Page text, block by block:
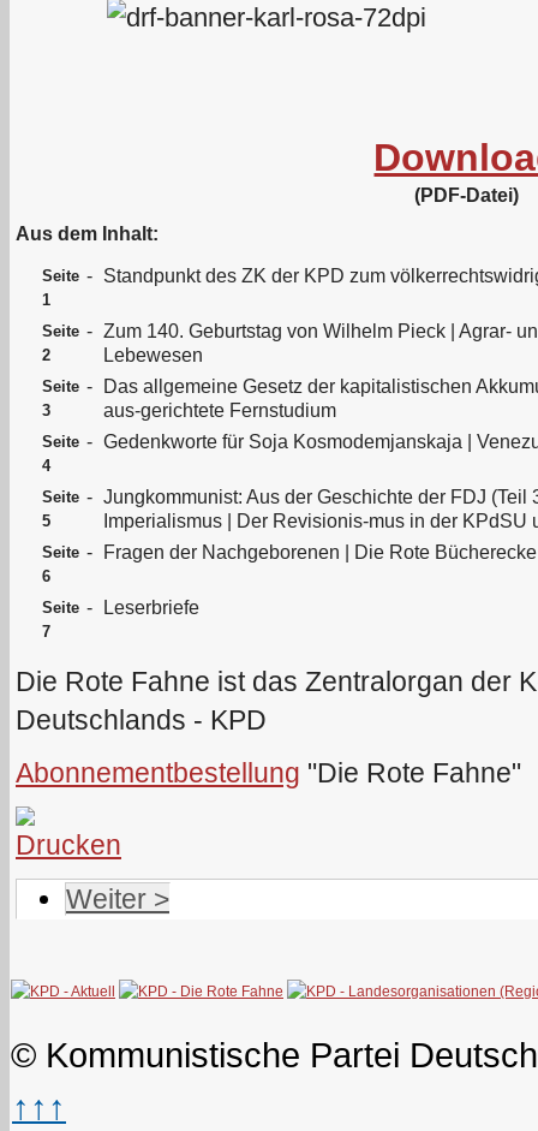
(PDF-Datei)
Aus dem Inhalt:
Seite
1
- Standpunkt des ZK der KPD zum
Seite
2
- Zum 140. Geburtstag von Wilhelm Pieck | Agrar-
Lebewesen
Seite
3
-
Das allgemeine Gesetz der kapitalistischen
aus-gerichtete Fernstudium
Seite
4
- Gedenkworte für Soja Kosmodemjanskaja |
Seite
5
- Jungkommunist: Aus der Geschichte der FDJ (Teil
Imperialismus | Der Revisionis-mus in der KPdSU
Seite
6
- Fragen der Nachgeborenen | Die Rote
Seite
7
- Leserbriefe
Die Rote Fahne ist das Zentralorgan der
Deutschlands - KPD
Abonnementbestellung "Die Rote Fahne"
Weiter >
© Kommunistische Partei
↑↑↑